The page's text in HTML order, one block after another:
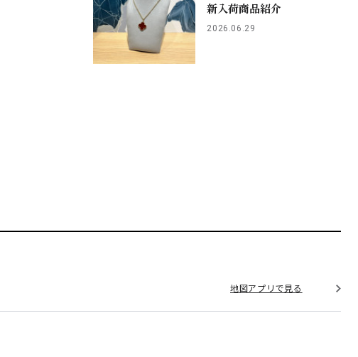
新入荷商品紹介
2026.06.29
地図アプリで見る